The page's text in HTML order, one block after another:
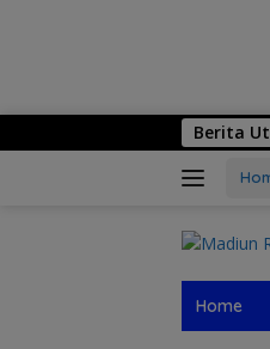
Berita
Simbol Harmoni dan
Home